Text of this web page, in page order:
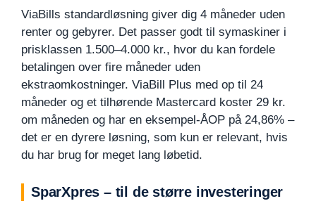
ViaBills standardløsning giver dig 4 måneder uden
renter og gebyrer. Det passer godt til symaskiner i
prisklassen 1.500–4.000 kr., hvor du kan fordele
betalingen over fire måneder uden
ekstraomkostninger. ViaBill Plus med op til 24
måneder og et tilhørende Mastercard koster 29 kr.
om måneden og har en eksempel-ÅOP på 24,86% –
det er en dyrere løsning, som kun er relevant, hvis
du har brug for meget lang løbetid.
SparXpres – til de større investeringer